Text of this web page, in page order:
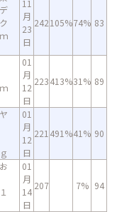
11
月
23
日
242105%74% 83
01
月
12
日
223413%31% 89
01
月
12
日
221 491%41% 90
01
月
14
日
207 7% 94